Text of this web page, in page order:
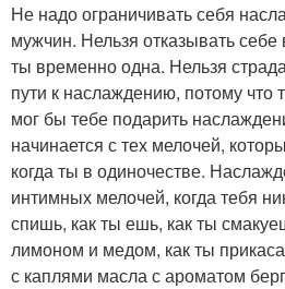
Не надо ограничивать себя
мужчин. Нельзя отказывать
ты временно одна. Нельзя
пути к наслаждению, потому что
мог бы тебе подарить
начинается с тех мелочей,
когда ты в одиночестве.
интимных мелочей, когда тебя
спишь, как ты ешь, как ты
лимоном и медом, как ты
с каплями масла с ароматом